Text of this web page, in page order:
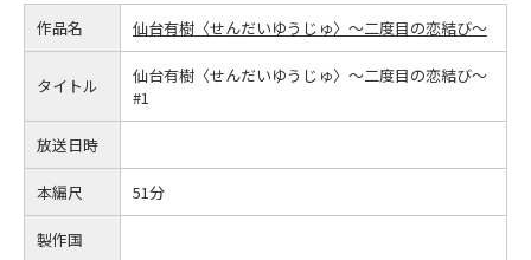
作品名 仙台有樹〈せんだいゆうじゅ〉～二度目の恋結び～
タイトル
仙台有樹〈せんだいゆうじゅ〉～二度目の恋結び～
#1
放送日時
本編尺 51分
製作国